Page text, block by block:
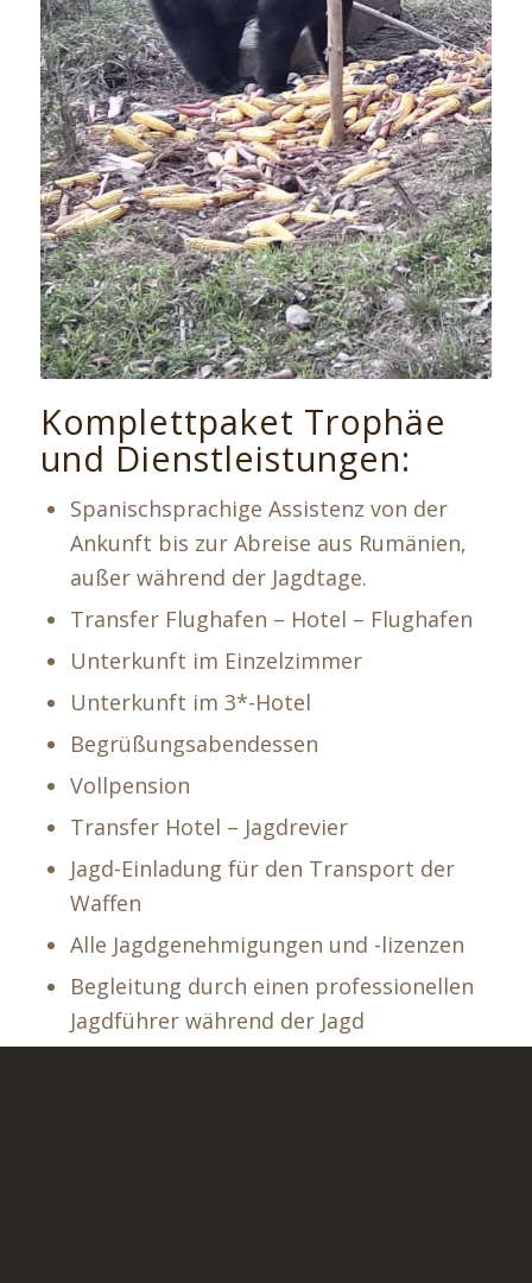
Komplettpaket Trophäe
und Dienstleistungen:
Spanischsprachige Assistenz von der
Ankunft bis zur Abreise aus Rumänien,
außer während der Jagdtage.
Transfer Flughafen – Hotel – Flughafen
Unterkunft im Einzelzimmer
Unterkunft im 3*-Hotel
Begrüßungsabendessen
Vollpension
Transfer Hotel – Jagdrevier
Jagd-Einladung für den Transport der
Waffen
Alle Jagdgenehmigungen und -lizenzen
Begleitung durch einen professionellen
Jagdführer während der Jagd